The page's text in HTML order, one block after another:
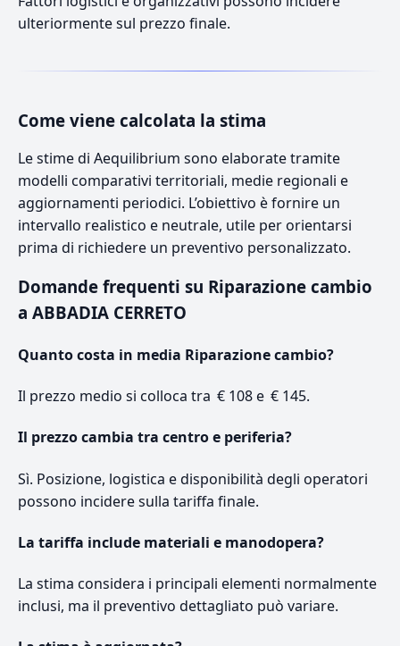
ulteriormente sul prezzo finale.
Come viene calcolata la stima
Le stime di Aequilibrium sono elaborate tramite
modelli comparativi territoriali, medie regionali e
aggiornamenti periodici. L’obiettivo è fornire un
intervallo realistico e neutrale, utile per orientarsi
prima di richiedere un preventivo personalizzato.
Domande frequenti su Riparazione cambio
a ABBADIA CERRETO
Quanto costa in media Riparazione cambio?
Il prezzo medio si colloca tra € 108 e € 145.
Il prezzo cambia tra centro e periferia?
Sì. Posizione, logistica e disponibilità degli operatori
possono incidere sulla tariffa finale.
La tariffa include materiali e manodopera?
La stima considera i principali elementi normalmente
inclusi, ma il preventivo dettagliato può variare.